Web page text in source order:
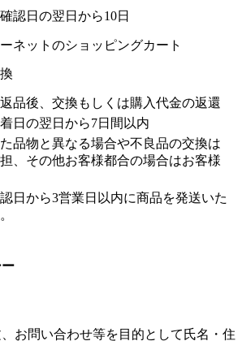
認日の翌日から10日
ネットのショッピングカート
品後、交換もしくは購入代金の返還
日の翌日から7日間以内
品物と異なる場合や不良品の交換は
、その他お客様都合の場合はお客様
日から3営業日以内に商品を発送いた
お問い合わせ等を目的として氏名・住